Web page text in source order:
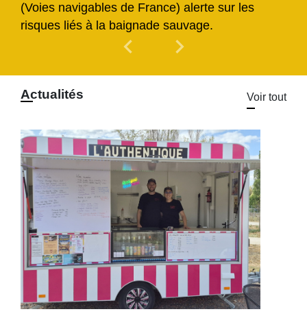
(Voies navigables de France) alerte sur les
risques liés à la baignade sauvage.
chevron_left Previous
chevron_right
Actualités Voir tout